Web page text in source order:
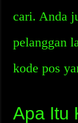
cari. Anda
pelanggan
kode pos
Apa Itu